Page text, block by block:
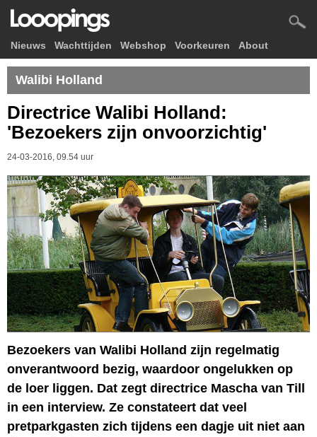
Nieuws Wachttijden Webshop Voorkeuren About
Walibi Holland
Directrice Walibi Holland:
'Bezoekers zijn onvoorzichtig'
24-03-2016, 09.54 uur
Bezoekers van Walibi Holland zijn regelmatig
onverantwoord bezig, waardoor ongelukken op
de loer liggen. Dat zegt directrice Mascha van Till
in een interview. Ze constateert dat veel
pretparkgasten zich tijdens een dagje uit niet aan